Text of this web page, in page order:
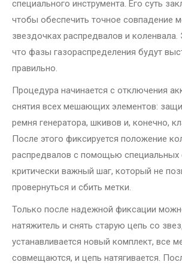
специального инструмента. Его суть
чтобы обеспечить точное совпадение
звездочках распредвалов и коленвала.
что фазы газораспределения будут
правильно.
Процедура начинается с отключения
снятия всех мешающих элементов:
ремня генератора, шкивов и, конечно,
После этого фиксируется положение
распредвалов с помощью специальных
критически важный шаг, который не
провернуться и сбить метки.
Только после надежной фиксации
натяжитель и снять старую цепь со
устанавливается новый комплект, все
совмещаются, и цепь натягивается.